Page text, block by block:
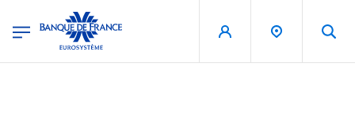
Banque de France - Menu Principal